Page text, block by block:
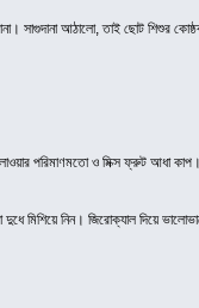
সাগুদানা আঠালো, তাই ছোট শিশুর
পরিমাণমতো ও মিক্স ফ্রুট আধা কাপ।
মিশিয়ে নিন। জিরোক্যাল দিয়ে